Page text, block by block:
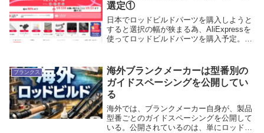
選定①
日本でロッドビルドパーツを購入しようと
すると選択の幅が狭まる為、AliExpressを
使ってロッドビルドパーツを購入予定。ロ
ルシート、グリップ回り、コスメパーツが
あ...
ブランクス
海外ブランクメーカーは型番別の
ガイドスペーシングを公開してい
る
海外では、ブランクメーカー自身が、製品
型番ごとのガイドスペーシングを公開して
いる。公開されているのは、単にロッドの